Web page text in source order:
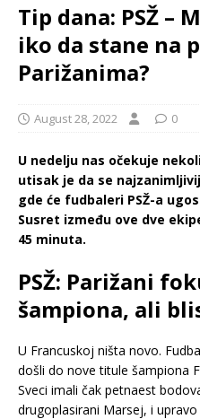
Tip dana: PSŽ –
iko da stane na
Parižanima?
August 28, 2022 0
U nedelju nas očekuje
utisak je da se
gde će fudbaleri PSŽ-a
Susret između ove dve
45 minuta.
PSŽ: Parižani
šampiona, ali
U Francuskoj ništa novo.
došli do nove titule šampiona
Sveci imali čak petnaest
drugoplasirani Marsej, i